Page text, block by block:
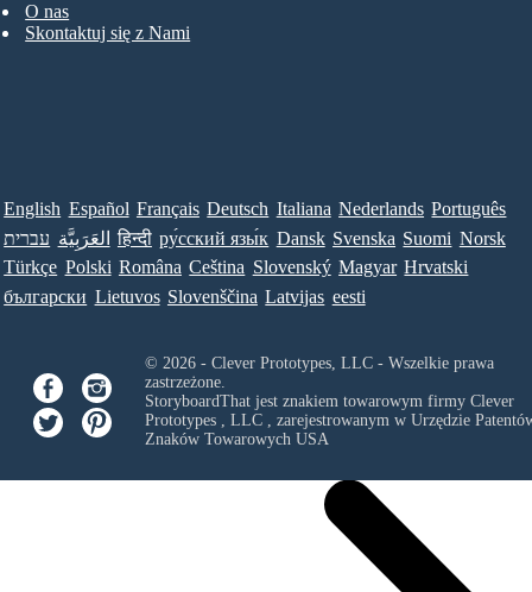
O nas
Skontaktuj się z Nami
English Español Français Deutsch Italiana Nederlands Português
עברית العَرَبِيَّة हिन्दी ру́сский язы́к Dansk Svenska Suomi Norsk
Türkçe Polski Româna Ceština Slovenský Magyar Hrvatski
български Lietuvos Slovenščina Latvijas eesti
© 2026 - Clever Prototypes, LLC - Wszelkie prawa
zastrzeżone.
StoryboardThat jest znakiem towarowym firmy Clever
Prototypes , LLC, zarejestrowanym w Urzędzie
Znaków Towarowych USA